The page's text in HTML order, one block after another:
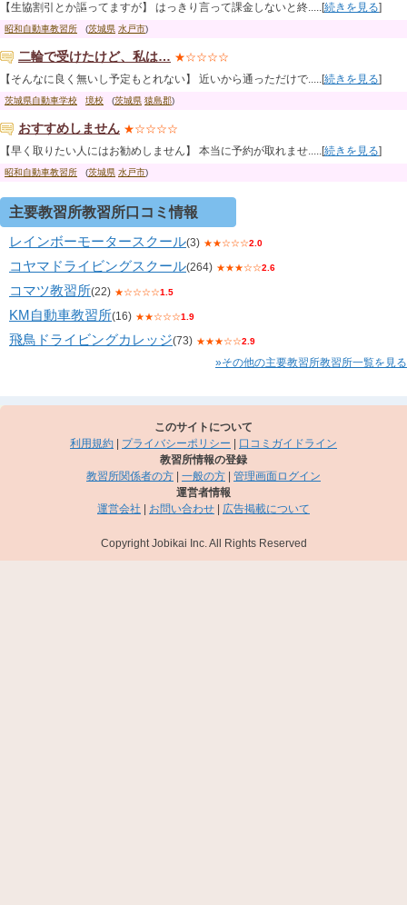
【生協割引とか謳ってますが】 はっきり言って課金しないと終.....[続きを見る]
昭和自動車教習所 (茨城県 水戸市)
二輪で受けたけど、私は… ★☆☆☆☆
【そんなに良く無いし予定もとれない】 近いから通っただけで.....[続きを見る]
茨城県自動車学校 境校 (茨城県 猿島郡)
おすすめしません ★☆☆☆☆
【早く取りたい人にはお勧めしません】 本当に予約が取れませ.....[続きを見る]
昭和自動車教習所 (茨城県 水戸市)
主要教習所教習所口コミ情報
レインボーモータースクール(3) ★★☆☆☆2.0
コヤマドライビングスクール(264) ★★★☆☆2.6
コマツ教習所(22) ★☆☆☆☆1.5
KM自動車教習所(16) ★★☆☆☆1.9
飛鳥ドライビングカレッジ(73) ★★★☆☆2.9
»その他の主要教習所教習所一覧を見る
このサイトについて
利用規約
プライバシーポリシー
口コミガイドライン
教習所情報の登録
教習所関係者の方
一般の方
管理画面ログイン
運営者情報
運営会社
お問い合わせ 広告掲載について
Copyright Jobikai Inc. All Rights Reserved